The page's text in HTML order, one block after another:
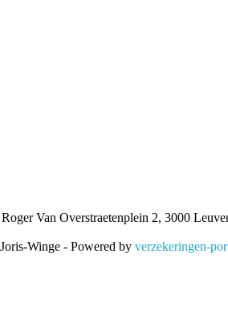
Van Overstraetenplein 2, 3000
Winge - Powered by verzekeringen-